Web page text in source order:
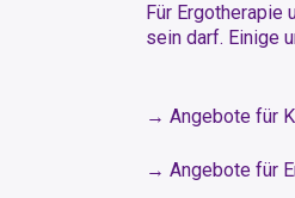
Für
sein darf. Einige
→ Angebote für
→ Angebote für